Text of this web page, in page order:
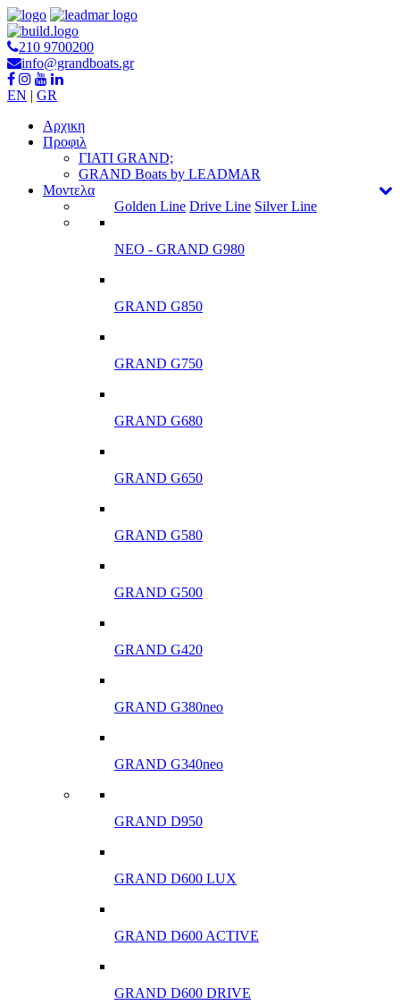
210 9700200
info@grandboats.gr
EN | GR
Αρχικη
Προφιλ
ΓΙΑΤΙ GRAND;
GRAND Boats by LEADMAR
Μοντελα
Golden Line Drive Line Silver Line
ΝΕΟ - GRAND G980
GRAND G850
GRAND G750
GRAND G680
GRAND G650
GRAND G580
GRAND G500
GRAND G420
GRAND G380neo
GRAND G340neo
GRAND D950
GRAND D600 LUX
GRAND D600 ACTIVE
GRAND D600 DRIVE